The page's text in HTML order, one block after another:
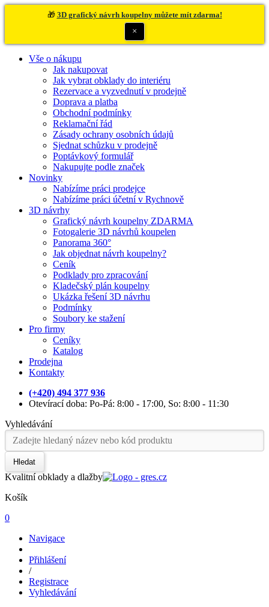
🎁 3D grafický návrh koupelny můžete mít zdarma!
×
Vše o nákupu
Jak nakupovat
Jak vybrat obklady do interiéru
Rezervace a vyzvednutí v prodejně
Doprava a platba
Obchodní podmínky
Reklamační řád
Zásady ochrany osobních údajů
Sjednat schůzku v prodejně
Poptávkový formulář
Nakupujte podle značek
Novinky
Nabízíme práci prodejce
Nabízíme práci účetní v Rychnově
3D návrhy
Grafický návrh koupelny ZDARMA
Fotogalerie 3D návrhů koupelen
Panorama 360°
Jak objednat návrh koupelny?
Ceník
Podklady pro zpracování
Kladečský plán koupelny
Ukázka řešení 3D návrhu
Podmínky
Soubory ke stažení
Pro firmy
Ceníky
Katalog
Prodejna
Kontakty
(+420) 494 377 936
Otevírací doba: Po-Pá: 8:00 - 17:00, So: 8:00 - 11:30
Vyhledávání
Hledat
Kvalitní obklady a dlažby
Košík
0
Navigace
Přihlášení
/
Registrace
Vyhledávání